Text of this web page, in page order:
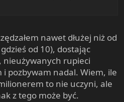
nawet dłużej niż od
od 10), dostając
nieużywanych rupieci
i pozbywam nadal. Wiem, ile
to nie uczyni, ale
z tego może być.